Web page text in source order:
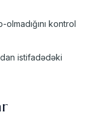
kontrol
istifadədəki